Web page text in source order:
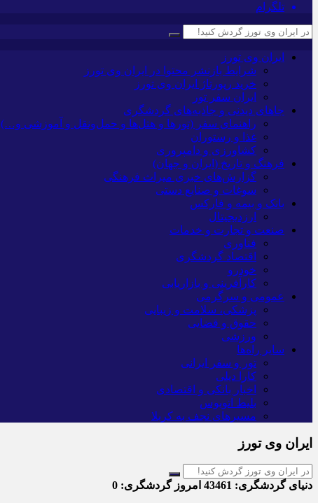
تلگرام
ایران وی تورز
شرایط بازنشر محتوا در ایران وی تورز
خرید رپورتاژ ایران وی تورز
ایران سفر تور
جاهای دیدنی و جاذبه‌های گردشگری
راهنمای سفر (تورها و هتل‌ها و حمل‌و‌نقل و آموزشی و…)
غذا و رستوران
کشاورزی و دامپروری
فرهنگ و تاریخ (ایران و جهان)
گزارش‌های خبری میراث فرهنگی
سوغات و صنایع دستی
بانک و بیمه و فارکس
ارزدیجیتال
صنعت و تجارت و خدمات
فناوری
اقتصاد گردشگری
خودرو
کارآفرینی و بازاریابی
عمومی و سرگرمی
پزشکی، سلامت و زیبایی
حقوق و قضایی
ورزشی
سایر راه‌ها
تور و سفر ایرانی
کارا دیلی
اخبار بانکی و اقتصادی
بلیط اتوبوس
مسیرهای نجف به کربلا
ایران وی تورز
دنیای گردشگری: امروز گردشگری: